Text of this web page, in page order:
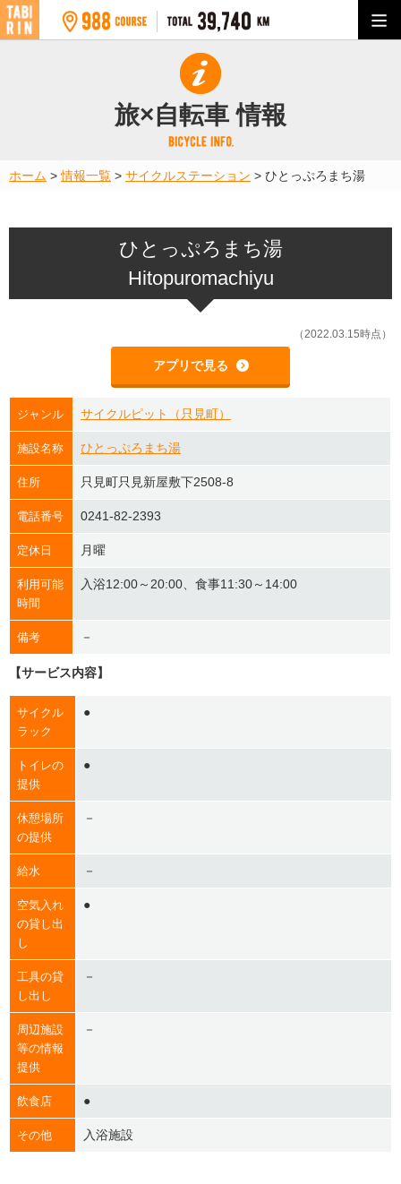
旅×自転車 情報
ホーム >情報一覧 > サイクルステーション > ひとっぷろまち湯
ひとっぷろまち湯
Hitopuromachiyu
（2022.03.15時点）
アプリで見る
ジャンル サイクルピット（只見町）
施設名称 ひとっぷろまち湯
住所 只見町只見新屋敷下2508-8
電話番号 0241-82-2393
定休日 月曜
利用可能
時間
入浴12:00～20:00、食事11:30～14:00
備考 －
【サービス内容】
サイクル
ラック
●
トイレの
提供
●
休憩場所
の提供
－
給水 －
空気入れ
の貸し出
し
●
工具の貸
し出し
－
周辺施設
等の情報
提供
－
飲食店 ●
その他 入浴施設